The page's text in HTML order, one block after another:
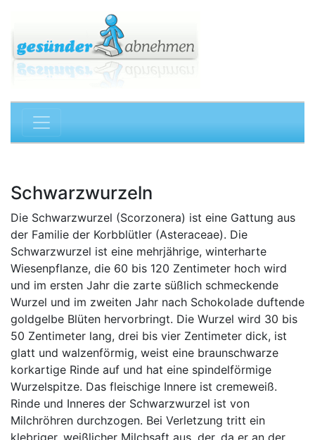
Schwarzwurzeln
Die Schwarzwurzel (Scorzonera) ist eine Gattung aus
der Familie der Korbblütler (Asteraceae). Die
Schwarzwurzel ist eine mehrjährige, winterharte
Wiesenpflanze, die 60 bis 120 Zentimeter hoch wird
und im ersten Jahr die zarte süßlich schmeckende
Wurzel und im zweiten Jahr nach Schokolade duftende
goldgelbe Blüten hervorbringt. Die Wurzel wird 30 bis
50 Zentimeter lang, drei bis vier Zentimeter dick, ist
glatt und walzenförmig, weist eine braunschwarze
korkartige Rinde auf und hat eine spindelförmige
Wurzelspitze. Das fleischige Innere ist cremeweiß.
Rinde und Inneres der Schwarzwurzel ist von
Milchröhren durchzogen. Bei Verletzung tritt ein
klebriger, weißlicher Milchsaft aus, der, da er an der